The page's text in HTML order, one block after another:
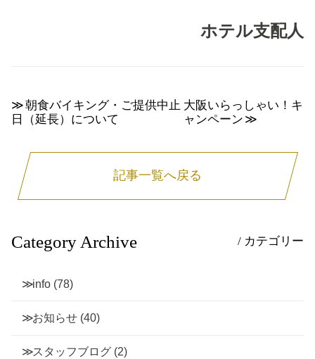
ホテル支配人
朝食バイキング・ご提供中止
日（延長）について
大阪いらっしゃい！キ
ャンペーン
記事一覧へ戻る
Category Archive / カテゴリー
info (78)
お知らせ (40)
スタッフブログ (2)